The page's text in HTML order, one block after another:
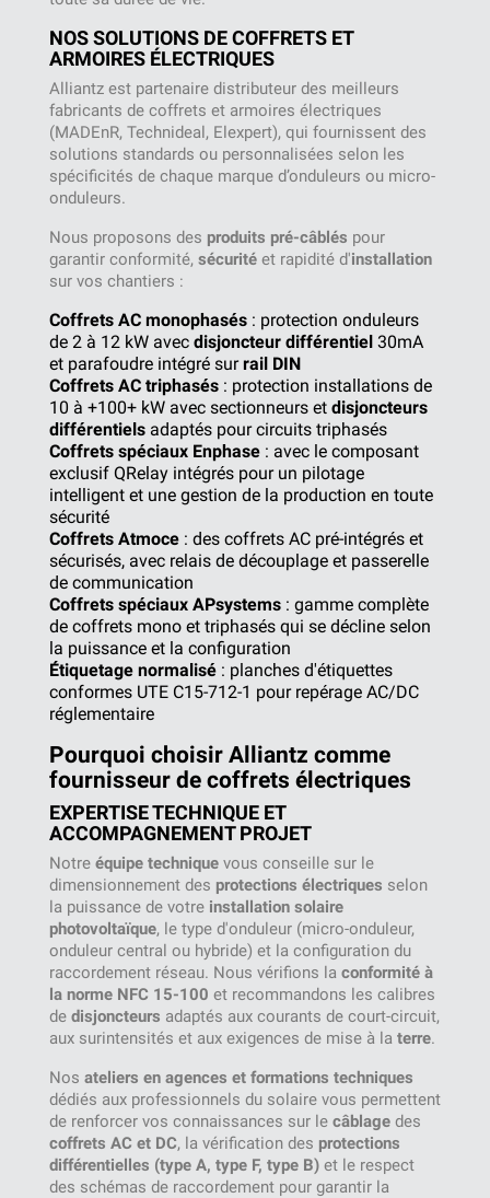
NOS SOLUTIONS DE COFFRETS ET
ARMOIRES ÉLECTRIQUES
Alliantz est partenaire distributeur des meilleurs
fabricants de coffrets et armoires électriques
(MADEnR, Technideal, Elexpert), qui fournissent des
solutions standards ou personnalisées selon les
spécificités de chaque marque d’onduleurs ou micro-
onduleurs.
Nous proposons des produits pré-câblés pour
garantir conformité, sécurité et rapidité d'installation
sur vos chantiers :
Coffrets AC monophasés : protection onduleurs
de 2 à 12 kW avec disjoncteur différentiel 30mA
et parafoudre intégré surrail DIN
Coffrets AC triphasés : protection installations de
10 à +100+ kW avec sectionneurs et disjoncteurs
différentiels adaptés pour circuits triphasés
Coffrets spéciaux Enphase : avec le composant
exclusif QRelay intégrés pour un pilotage
intelligent et une gestion de la production en toute
sécurité
Coffrets Atmoce : des coffrets AC pré-intégrés et
sécurisés, avec relais de découplage et passerelle
de communication
Coffrets spéciaux APsystems : gamme complète
de coffrets mono et triphasés qui se décline selon
la puissance et la configuration
Étiquetage normalisé : planches d'étiquettes
conformes UTE C15-712-1 pour repérage AC/DC
réglementaire
Pourquoi choisir Alliantz comme
fournisseur de coffrets électriques
EXPERTISE TECHNIQUE ET
ACCOMPAGNEMENT PROJET
Notre équipe technique vous conseille sur le
dimensionnement des protections électriques selon
la puissance de votre installation solaire
photovoltaïque, le type d'onduleur (micro-onduleur,
onduleur central ou hybride) et la configuration du
raccordement réseau. Nous vérifions la conformité à
la norme NFC 15-100 et recommandons les calibres
de disjoncteurs adaptés aux courants de court-circuit,
aux surintensités et aux exigences de mise à la terre.
Nos ateliers en agences et formations techniques
dédiés aux professionnels du solaire vous permettent
de renforcer vos connaissances sur le câblage des
coffrets AC et DC, la vérification des protections
différentielles (type A, type F, type B) et le respect
des schémas de raccordement pour garantir la